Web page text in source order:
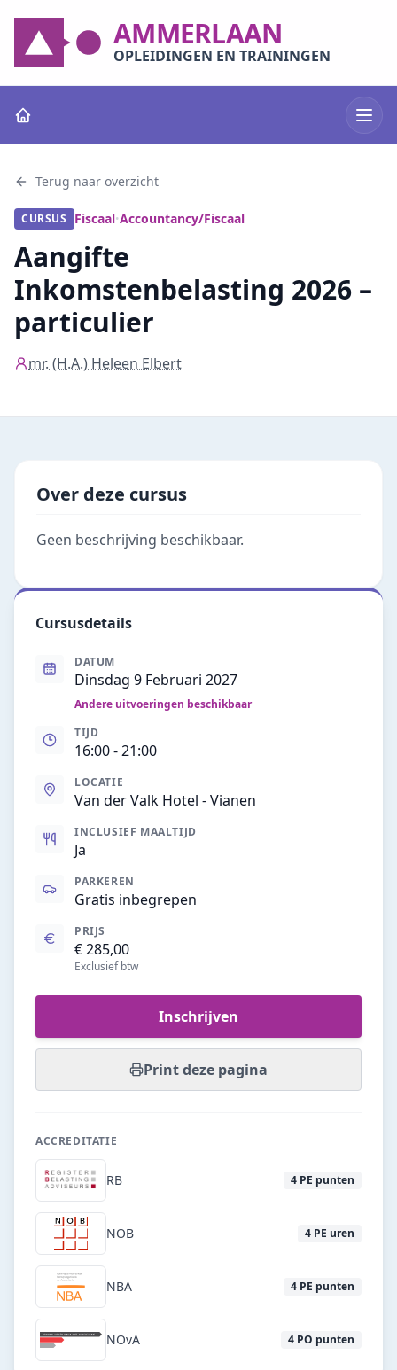
AMMERLAAN
OPLEIDINGEN EN TRAININGEN
Terug naar overzicht
CURSUS Fiscaal•Accountancy/Fiscaal
Aangifte
Inkomstenbelasting 2026 –
particulier
mr. (H.A.) Heleen Elbert
Over deze cursus
Geen beschrijving beschikbaar.
Cursusdetails
DATUM
Dinsdag 9 Februari 2027
Andere uitvoeringen beschikbaar
TIJD
16:00- 21:00
LOCATIE
Van der Valk Hotel - Vianen
INCLUSIEF MAALTIJD
Ja
PARKEREN
Gratis inbegrepen
PRIJS
€ 285,00
Exclusief btw
Inschrijven
Print deze pagina
ACCREDITATIE
RB 4 PE punten
NOB 4 PE uren
NBA 4 PE punten
NOvA 4 PO punten